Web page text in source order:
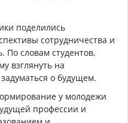
поделились
сотрудничества и
По словам студентов,
взглянуть на
о будущем.
у молодежи
профессии и